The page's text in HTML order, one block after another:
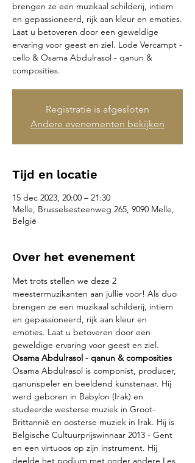
brengen ze een muzikaal schilderij, intiem
en gepassioneerd, rijk aan kleur en emoties.
Laat u betoveren door een geweldige
ervaring voor geest en ziel. Lode Vercampt -
cello & Osama Abdulrasol - qanun &
composities.
Registratie is afgesloten
Andere evenementen bekijken
Tijd en locatie
15 dec 2023, 20:00 – 21:30
Melle, Brusselsesteenweg 265, 9090 Melle,
België
Over het evenement
Met trots stellen we deze 2
meestermuzikanten aan jullie voor! Als duo
brengen ze een muzikaal schilderij, intiem
en gepassioneerd, rijk aan kleur en
emoties. Laat u betoveren door een
geweldige ervaring voor geest en ziel.
Osama Abdulrasol - qanun & composities
Osama Abdulrasol is componist, producer,
qanunspeler en beeldend kunstenaar. Hij
werd geboren in Babylon (Irak) en
studeerde westerse muziek in Groot-
Brittannië en oosterse muziek in Irak. Hij is
Belgische Cultuurprijswinnaar 2013 - Gent
en een virtuoos op zijn instrument. Hij
deelde het podium met onder andere Les